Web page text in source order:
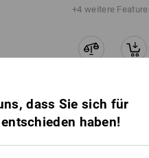
atmungsaktiven Schuhen
Klicken Sie auf den Button
Datenblatt
+4 weitere
Details vergleichen
dass Sie sich für
haben!